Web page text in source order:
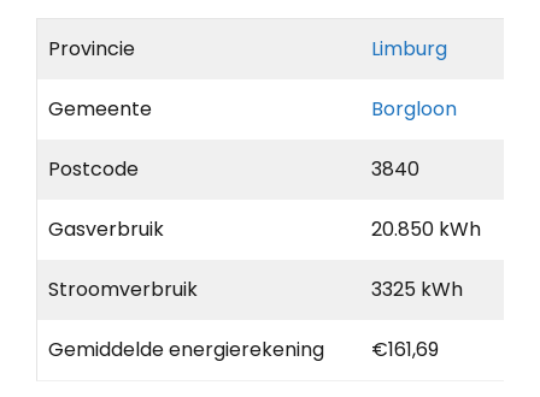
Provincie Limburg
Gemeente Borgloon
Postcode 3840
Gasverbruik 20.850 kWh
Stroomverbruik 3325 kWh
Gemiddelde energierekening €161,69